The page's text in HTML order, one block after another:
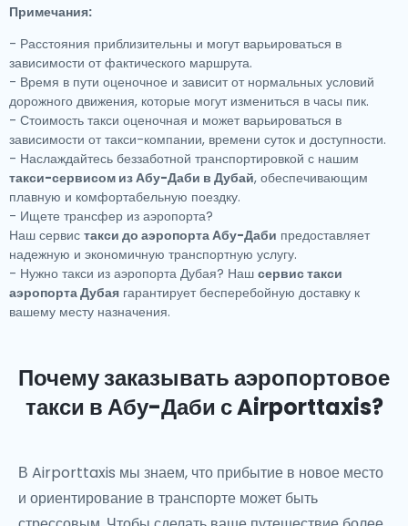
Примечания:
- Расстояния приблизительны и могут варьироваться в
зависимости от фактического маршрута.
- Время в пути оценочное и зависит от нормальных условий
дорожного движения, которые могут измениться в часы пик.
- Стоимость такси оценочная и может варьироваться в
зависимости от такси-компании, времени суток и доступности.
- Наслаждайтесь беззаботной транспортировкой с нашим
такси-сервисом из Абу-Даби в Дубай, обеспечивающим
плавную и комфортабельную поездку.
- Ищете трансфер из аэропорта?
Наш сервис такси до аэропорта Абу-Даби предоставляет
надежную и экономичную транспортную услугу.
- Нужно такси из аэропорта Дубая? Наш сервис такси
аэропорта Дубая гарантирует бесперебойную доставку к
вашему месту назначения.
Почему заказывать аэропортовое
такси в Абу-Даби с Airporttaxis?
В Airporttaxis мы знаем, что прибытие в новое место
и ориентирование в транспорте может быть